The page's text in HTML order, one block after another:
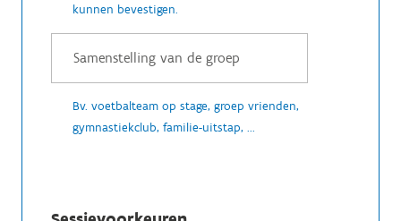
kunnen bevestigen.
Bv. voetbalteam op stage, groep vrienden,
gymnastiekclub, familie-uitstap, ...